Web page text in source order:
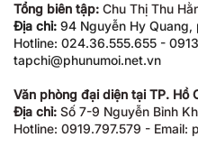
Tổng biên tập: Chu Thị Thu
Địa chỉ: 94 Nguyễn Hy Quang,
Hotline: 024.36.555.655 -
tapchi@phunumoi.net.vn
Văn phòng đại diện tại TP. Hồ
Địa chỉ: Số 7-9 Nguyễn Bỉnh
Hotline: 0919.797.579 - Email: